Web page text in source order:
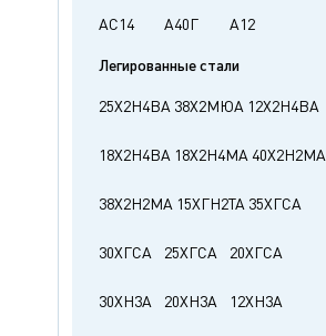
АС14 А40Г А12
Легированные стали
25Х2Н4ВА 38Х2МЮА 12Х2Н4ВА
18Х2Н4ВА 18Х2Н4МА 40Х2Н2МА
38Х2Н2МА 15ХГН2ТА 35ХГСА
30ХГСА 25ХГСА 20ХГСА
30ХН3А 20ХН3А 12ХН3А